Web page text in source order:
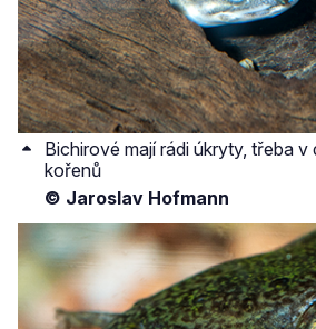
Bichirové mají rádi úkryty, třeba
kořenů
© Jaroslav Hofmann